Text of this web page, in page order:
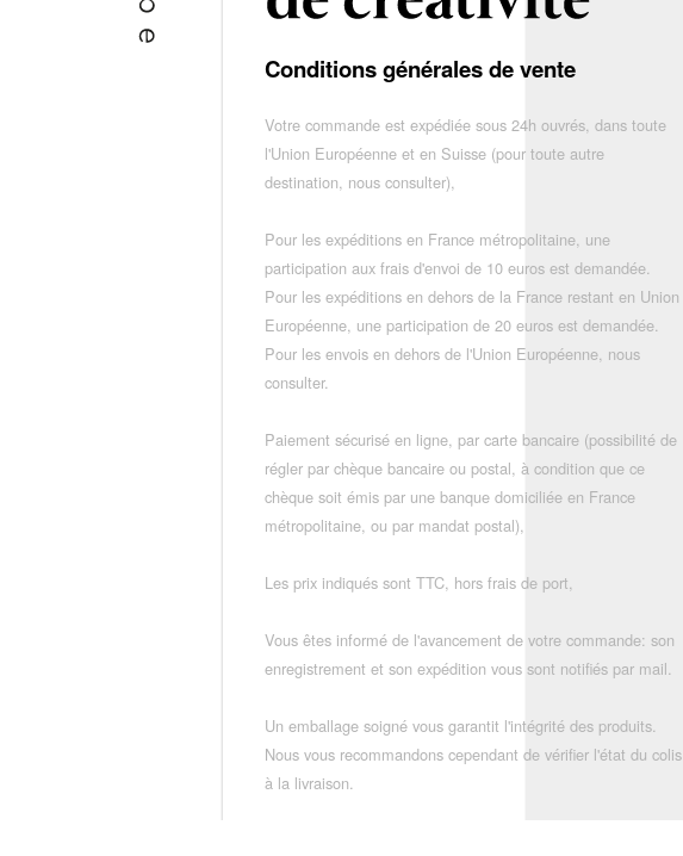
Conditions générales de vente
Votre commande est expédiée sous 24h ouvrés, dans toute
l'Union Européenne et en Suisse (pour toute autre
destination, nous consulter),
Pour les expéditions en France métropolitaine, une
participation aux frais d'envoi de 10 euros est demandée.
Pour les expéditions en dehors de la France restant en Union
Européenne, une participation de 20 euros est demandée.
Pour les envois en dehors de l'Union Européenne, nous
consulter.
Paiement sécurisé en ligne, par carte bancaire (possibilité de
régler par chèque bancaire ou postal, à condition que ce
chèque soit émis par une banque domiciliée en France
métropolitaine, ou par mandat postal),
Les prix indiqués sont TTC, hors frais de port,
Vous êtes informé de l'avancement de votre commande: son
enregistrement et son expédition vous sont notifiés par mail.
Un emballage soigné vous garantit l'intégrité des produits.
Nous vous recommandons cependant de vérifier l'état du colis
à la livraison.